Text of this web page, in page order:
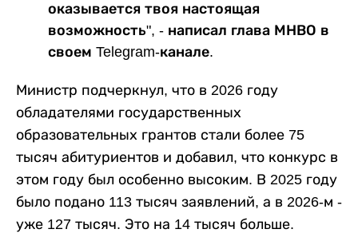
оказывается твоя настоящая
возможность", - написал глава МНВО в
своем Telegram-канале.
Министр подчеркнул, что в 2026 году
обладателями государственных
образовательных грантов стали более 75
тысяч абитуриентов и добавил, что конкурс в
этом году был особенно высоким. В 2025 году
было подано 113 тысяч заявлений, а в 2026-м -
уже 127 тысяч. Это на 14 тысяч больше.